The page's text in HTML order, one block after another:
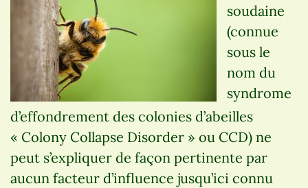
soudaine
(connue
sous le
nom du
syndrome
d’effondrement des colonies d’abeilles
« Colony Collapse Disorder » ou CCD) ne
peut s’expliquer de façon pertinente par
aucun facteur d’influence jusqu’ici connu